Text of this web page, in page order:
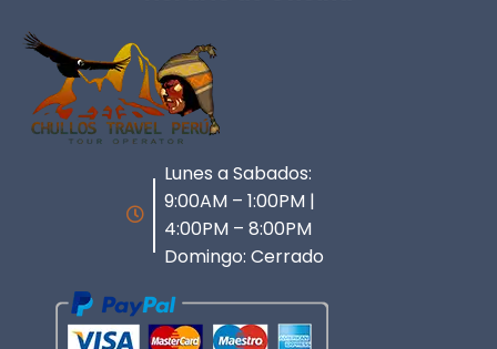
Lunes a Sabados:
9:00AM – 1:00PM |
4:00PM – 8:00PM
Domingo: Cerrado